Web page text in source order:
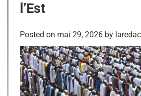
l’Est
Posted on mai 29, 2026 by